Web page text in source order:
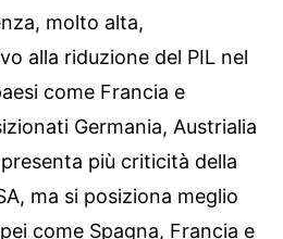
molto alta,
alla riduzione del PIL nel
come Francia e
Germania, Austrialia
più criticità della
ma si posiziona meglio
come Spagna, Francia e